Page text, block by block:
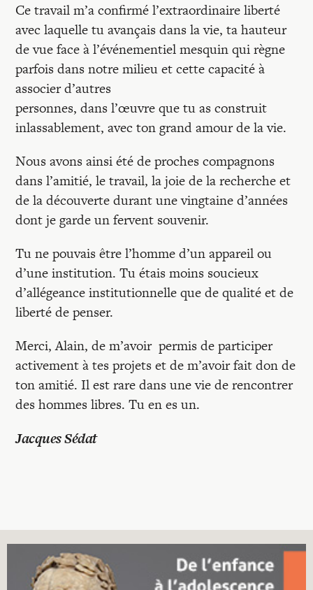
Ce travail m’a confirmé l’extraordinaire liberté
avec laquelle tu avançais dans la vie, ta hauteur
de vue face à l’événementiel mesquin qui règne
parfois dans notre milieu et cette capacité à
associer d’autres
personnes, dans l’œuvre que tu as construit
inlassablement, avec ton grand amour de la vie.
Nous avons ainsi été de proches compagnons
dans l’amitié, le travail, la joie de la recherche et
de la découverte durant une vingtaine d’années
dont je garde un fervent souvenir.
Tu ne pouvais être l’homme d’un appareil ou
d’une institution. Tu étais moins soucieux
d’allégeance institutionnelle que de qualité et de
liberté de penser.
Merci, Alain, de m’avoir permis de participer
activement à tes projets et de m’avoir fait don de
ton amitié. Il est rare dans une vie de rencontrer
des hommes libres. Tu en es un.
Jacques Sédat